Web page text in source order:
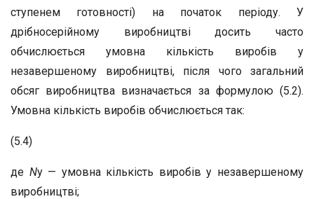
ступенем готовності) на початок періоду. У
дрібносерійному виробництві досить часто
обчислюється умовна кількість виробів у
незавершеному виробництві, після чого загальний
обсяг виробництва визначається за формулою (5.2).
Умовна кількість виробів обчислюється так:
(5.4)
де Nу — умовна кількість виробів у незавершеному
виробництві;